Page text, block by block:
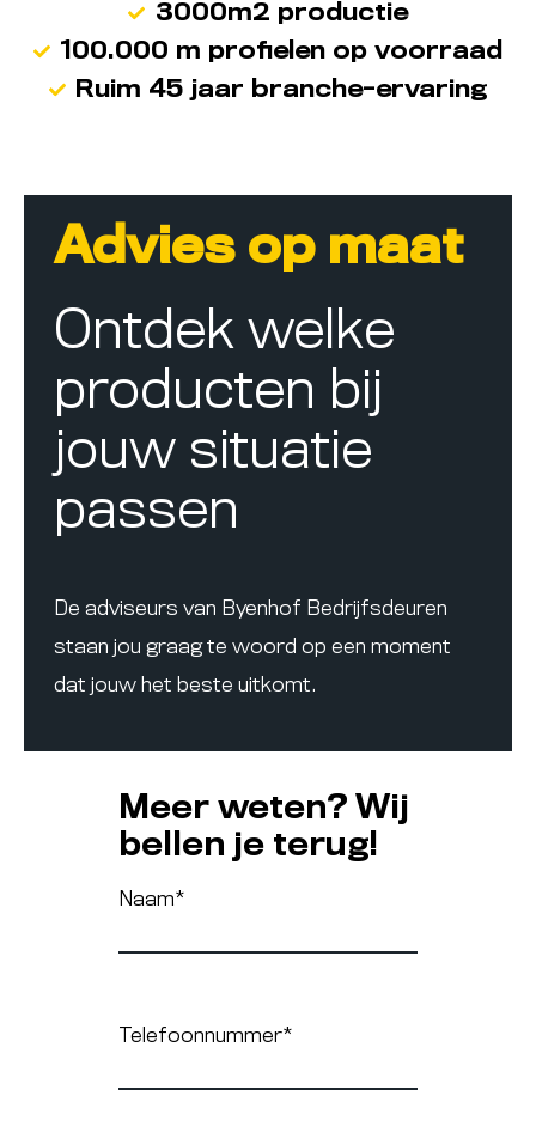
3000m2 productie
100.000 m profielen op voorraad
Ruim 45 jaar branche-ervaring
Advies op maat
Ontdek welke
producten bij
jouw situatie
passen
De adviseurs van Byenhof Bedrijfsdeuren
staan jou graag te woord op een moment
dat jouw het beste uitkomt.
Meer weten? Wij
bellen je terug!
Naam*
Telefoonnummer*